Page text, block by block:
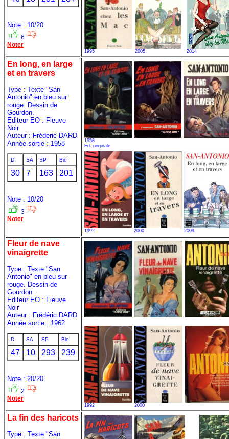
Note : 10/20
6
Noter
1995 2005 2014
En long, en large
et en travers
Type : Texte "San
Antonio" en bleu sur
rouge. Dessin de
Gourdon.
Editeur EO : Fleuve
Noir
Auteur : Frédéric DARD
Année sortie : 1958
D SA SP Bio
30 7 163 201
Note : 10/20
3
Noter
1958
Ed. originale
1992 2000 2009
Fleur de nave
vinaigrette
Type : Texte "San
Antonio" en bleu sur
rouge. Dessin de
Gourdon.
Editeur EO : Fleuve
Noir
Auteur : Frédéric DARD
Année sortie : 1962
D SA SP Bio
47 10 293 239
Note : 20/20
2
Noter
1992 2000
La fin des haricots
Type : Texte "San